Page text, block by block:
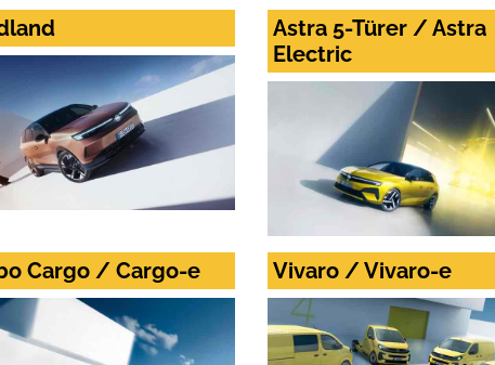
Astra 5-Türer / Astra
Electric
Cargo / Cargo-e Vivaro / Vivaro-e